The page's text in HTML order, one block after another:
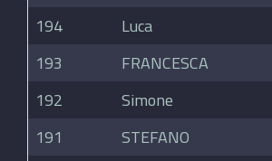
194
Luca
193
FRANCESCA
192
Simone
191
STEFANO